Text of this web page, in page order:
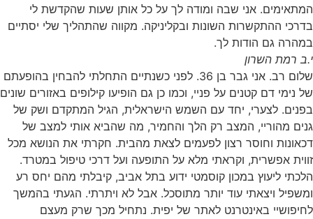
המתאימים. אני שבה ומודה לך על כל אותן שעות שהקדשת לי
בדרכי ההתקשרות השונות ובקליניקה. מקווה שהתהליך שלי יסתיים
במהרה גם הודות לך.
י.ב רמת השרון
שלום רב. אני גבר בן 36. לפני כשנתיים התחלתי להבחין בהופעתם
של נימי דם קטנים על פניי, וכמו כן גם הופיעו קילופים באזורים שונים
בפנים. לצערי, יחד עם השמש הישראלית, הגיל המתקדם ושק של
גנים מהוריי, המצב רק הלך והחמיר, מה שהביא אותי למצב של
דכאונות וחוסר רצון לפעמים לצאת מהבית. חקרתי את הנושא מכל
זווית אפשרית, וקראתי מלא על התופעה ועל דרכי טיפול במטרד.
הלכתי ליעוץ במכון קוסמטי ידוע בתל אביב, קיבלתי מהם יחס רע
ומשפיל ויצאתי עוד יותר מתוסכל. אבל לא ויתרתי. הגעתי בהמשך
לחיפושיי באינטרנט לאתר של יפית. נתחיל מכך שרק מעצם